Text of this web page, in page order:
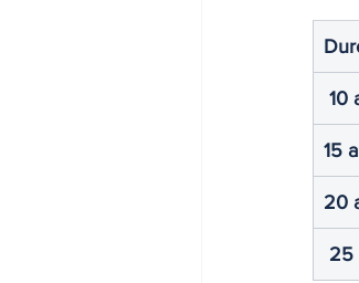
ACTU FISCALE
Taux de l'usure
10
15
20
25